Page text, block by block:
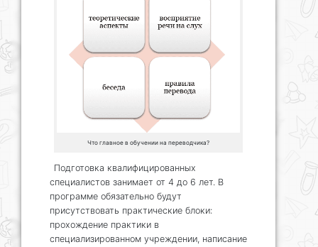
Что главное в обучении на переводчика?
Подготовка квалифицированных
специалистов занимает от 4 до 6 лет. В
программе обязательно будут
присутствовать практические блоки:
прохождение практики в
специализированном учреждении, написание